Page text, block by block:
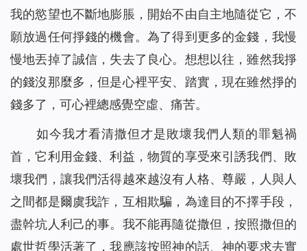
我的慾望也不斷地膨脹，開始不由自主地隨從它，不
願放過任何掙錢的機會。為了得到更多的金錢，我慢
慢地丟掉了誠信，失去了良心。想想以往，雖然我掙
的錢沒那麼多，但是心裡平安、踏實，現在雖然掙的
錢多了，可心裡總感覺空虛、痛苦。
如今我才看清撒但才是敗壞我們人類的罪魁禍
首，它利用金錢、利益，物質的享受來引誘我們、敗
壞我們，讓我們活得越來越沒有人格、尊嚴，人與人
之間都是爾虞我詐，互相欺騙，為達目的不擇手段，
盡幹坑人利己的事。我不能再隨從撒但，按照撒但的
處世哲學活著了，我應該按照神的話、神的要求去實